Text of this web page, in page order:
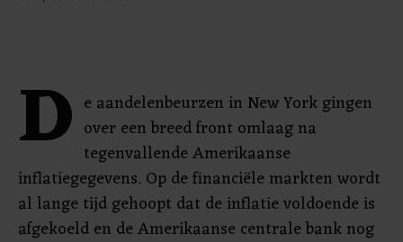
D e aandelenbeurzen in New York gingen
over een breed front omlaag na
tegenvallende Amerikaanse
inflatiegegevens. Op de financiële markten wordt
al lange tijd gehoopt dat de inflatie voldoende is
afgekoeld en de Amerikaanse centrale bank nog